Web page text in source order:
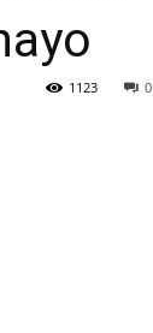
0
1123